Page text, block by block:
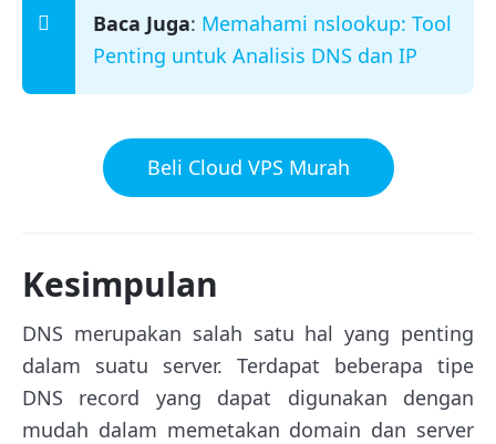
Baca Juga: Memahami nslookup: Tool
Penting untuk Analisis DNS dan IP
Beli Cloud VPS Murah
Kesimpulan
DNS merupakan salah satu hal yang penting
dalam suatu server. Terdapat beberapa tipe
DNS record yang dapat digunakan dengan
mudah dalam memetakan domain dan server